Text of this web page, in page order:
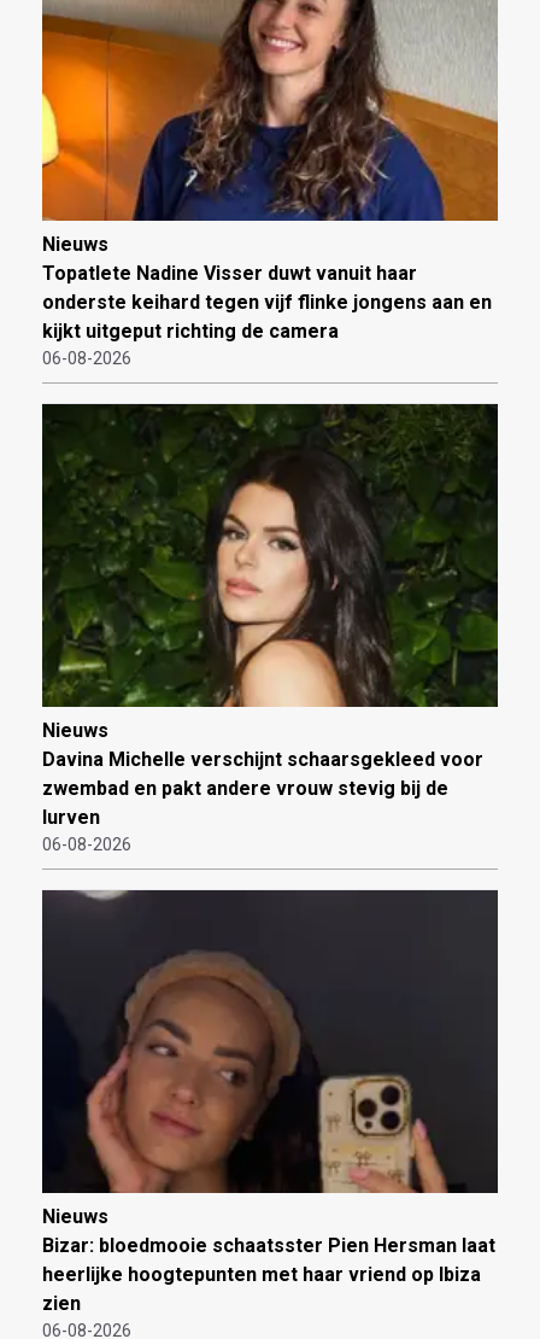
Nieuws
Topatlete Nadine Visser duwt vanuit haar
onderste keihard tegen vijf flinke jongens aan en
kijkt uitgeput richting de camera
06-08-2026
Nieuws
Davina Michelle verschijnt schaarsgekleed voor
zwembad en pakt andere vrouw stevig bij de
lurven
06-08-2026
Nieuws
Bizar: bloedmooie schaatsster Pien Hersman laat
heerlijke hoogtepunten met haar vriend op Ibiza
zien
06-08-2026